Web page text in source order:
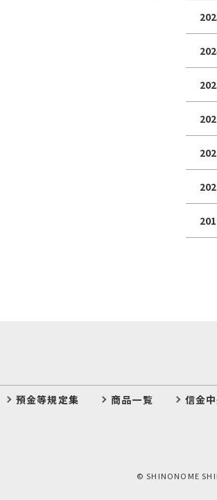
預金等規定集 商品一覧 信金
© SHINONOME